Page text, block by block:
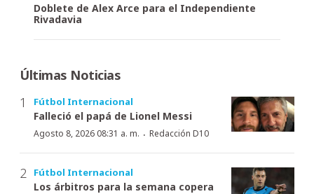
Doblete de Alex Arce para el Independiente
Rivadavia
Últimas Noticias
Fútbol Internacional
Falleció el papá de Lionel Messi
Agosto 8, 2026 08:31 a. m. · Redacción D10
Fútbol Internacional
Los árbitros para la semana copera